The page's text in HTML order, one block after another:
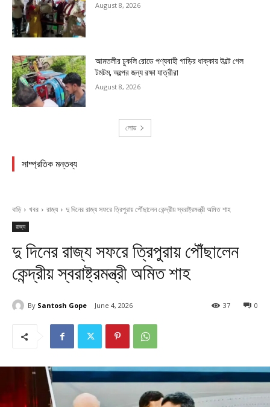
August 8, 2026
আমতলীর ঢুকলি রোডে পণ্যবাহী গাড়ির ধাক্কায় উল্টে গেল
টমটম, অল্পের জন্য রক্ষা যাত্রীরা
August 8, 2026
লোড
সাম্প্রতিক মন্তব্য